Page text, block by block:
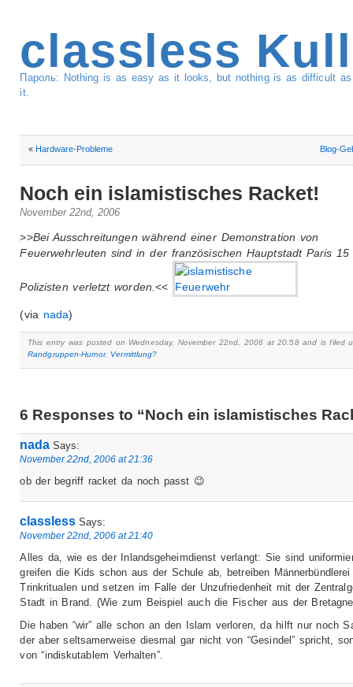
classless
Пароль: Nothing is as easy as it looks, but nothing is as difficult
it.
«Hardware-Probleme Blog-
Noch ein islamistisches Racket!
November 22nd, 2006
>>Bei Ausschreitungen während einer Demonstration von
Feuerwehrleuten sind in der französischen Hauptstadt Paris 15
Polizisten verletzt worden.<<
(via nada)
This entry was posted on Wednesday, November 22nd, 2006 at 20:58 and is filed
Randgruppen-Humor, Vermittlung?
6 Responses to “Noch ein islamistisches
nada Says:
November 22nd, 2006 at 21:36
ob der begriff racket da noch passt 😉
classless Says:
November 22nd, 2006 at 21:40
Alles da, wie es der Inlandsgeheimdienst verlangt: Sie sind
greifen die Kids schon aus der Schule ab, betreiben
Trinkritualen und setzen im Falle der Unzufriedenheit mit der
Stadt in Brand. (Wie zum Beispiel auch die Fischer aus der
Die haben “wir” alle schon an den Islam verloren, da hilft nur noch
der aber seltsamerweise diesmal gar nicht von “Gesindel” spricht,
von “indiskutablem Verhalten”.